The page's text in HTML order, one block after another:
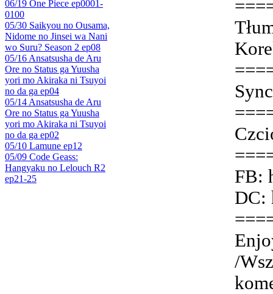
06/19 One Piece ep0001-
0100
05/30 Saikyou no Ousama,
Nidome no Jinsei wa Nani
wo Suru? Season 2 ep08
05/16 Ansatsusha de Aru
Ore no Status ga Yuusha
yori mo Akiraka ni Tsuyoi
no da ga ep04
05/14 Ansatsusha de Aru
Ore no Status ga Yuusha
yori mo Akiraka ni Tsuyoi
no da ga ep02
05/10 Lamune ep12
05/09 Code Geass:
Hangyaku no Lelouch R2
ep21-25
FB:
DC:
/